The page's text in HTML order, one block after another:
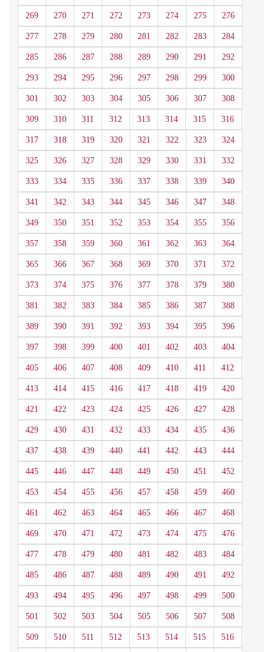
269 270 271 272 273 274 275 276
277 278 279 280 281 282 283 284
285 286 287 288 289 290 291 292
293 294 295 296 297 298 299 300
301 302 303 304 305 306 307 308
309 310 311 312 313 314 315 316
317 318 319 320 321 322 323 324
325 326 327 328 329 330 331 332
333 334 335 336 337 338 339 340
341 342 343 344 345 346 347 348
349 350 351 352 353 354 355 356
357 358 359 360 361 362 363 364
365 366 367 368 369 370 371 372
373 374 375 376 377 378 379 380
381 382 383 384 385 386 387 388
389 390 391 392 393 394 395 396
397 398 399 400 401 402 403 404
405 406 407 408 409 410 411 412
413 414 415 416 417 418 419 420
421 422 423 424 425 426 427 428
429 430 431 432 433 434 435 436
437 438 439 440 441 442 443 444
445 446 447 448 449 450 451 452
453 454 455 456 457 458 459 460
461 462 463 464 465 466 467 468
469 470 471 472 473 474 475 476
477 478 479 480 481 482 483 484
485 486 487 488 489 490 491 492
493 494 495 496 497 498 499 500
501 502 503 504 505 506 507 508
509 510 511 512 513 514 515 516